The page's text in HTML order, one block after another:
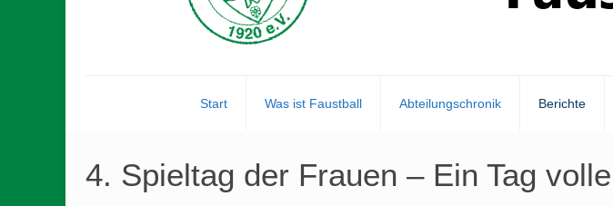
Start Was ist Faustball Abteilungschronik Berichte
4. Spieltag der Frauen – Ein Tag